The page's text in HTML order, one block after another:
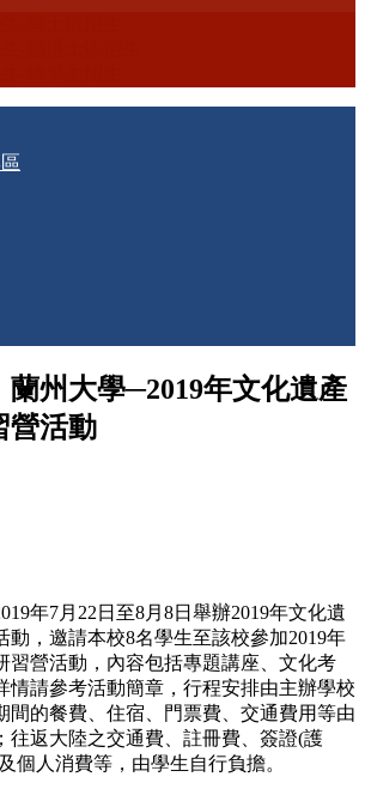
蘭州大學─2019年文化遺產
營活動
年7月22日至8月8日舉辦2019年文化遺
動，邀請本校8名學生至該校參加2019年
習營活動，內容包括專題講座、文化考
情請參考活動簡章，行程安排由主辦學校
間的餐費、住宿、門票費、交通費用等由
往返大陸之交通費、註冊費、簽證(護
個人消費等，由學生自行負擔。